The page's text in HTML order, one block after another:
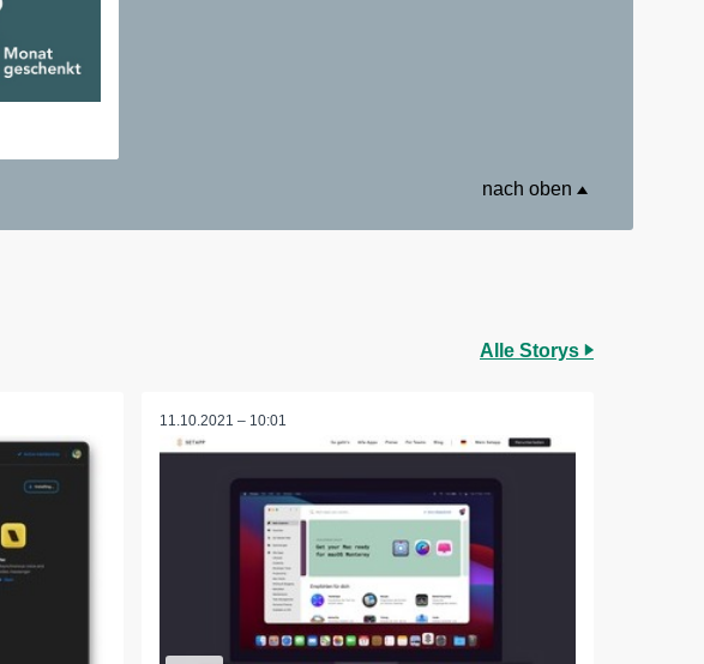
nach oben
Alle Storys
11.10.2021 – 10:01